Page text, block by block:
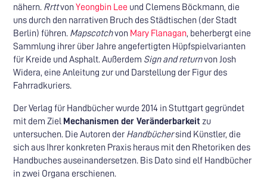
nähern. RrttvonYeongbin Lee und Clemens Böckmann, die
uns durch den narrativen Bruch des Städtischen (der Stadt
Berlin) führen. Mapscotchvon Mary Flanagan, beherbergt eine
Sammlung ihrer über Jahre angefertigten Hüpfspielvarianten
für Kreide und Asphalt. Außerdem Sign and returnvon Josh
Widera, eine Anleitung zur und Darstellung der Figur des
Fahrradkuriers.
Der Verlag für Handbücher wurde 2014 in Stuttgart gegründet
mit dem Ziel Mechanismen der Veränderbarkeit zu
untersuchen. Die Autoren der Handbüchersind Künstler, die
sich aus Ihrer konkreten Praxis heraus mit den Rhetoriken des
Handbuches auseinandersetzen. Bis Dato sind elf Handbücher
in zwei Organa erschienen.